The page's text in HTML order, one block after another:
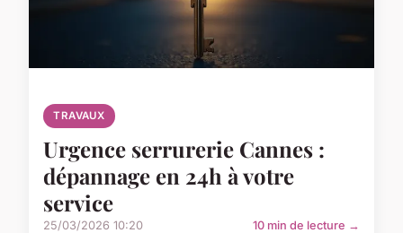
TRAVAUX
Urgence serrurerie Cannes :
dépannage en 24h à votre
service
25/03/2026 10:20 10 min de lecture →